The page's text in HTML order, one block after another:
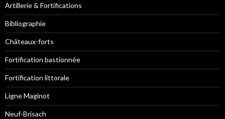
Artillerie & Fortifications
Bibliographie
Châteaux-forts
Fortification bastionnée
Fortification littorale
Ligne Maginot
Neuf-Brisach